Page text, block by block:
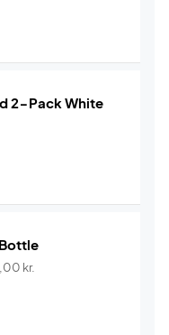
2-Pack White
kr.